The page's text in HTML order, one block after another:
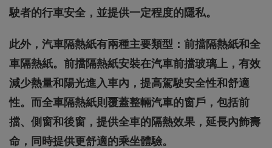
駛者的行車安全，並提供一定程度的隱私。
此外，汽車隔熱紙有兩種主要類型：前擋隔熱紙和全
車隔熱紙。前擋隔熱紙安裝在汽車前擋玻璃上，有效
減少熱量和陽光進入車內，提高駕駛安全性和舒適
性。而全車隔熱紙則覆蓋整輛汽車的窗戶，包括前
擋、側窗和後窗，提供全車的隔熱效果，延長內飾壽
命，同時提供更舒適的乘坐體驗。